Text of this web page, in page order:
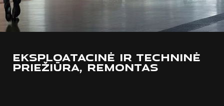
EKSPLOATACINĖ IR TECHNINĖ
PRIEŽIŪRA, REMONTAS